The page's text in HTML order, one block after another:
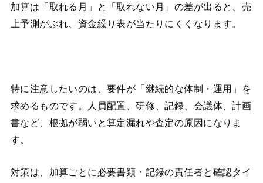
加算は「取れる月」と「取れない月」の差が出ると、売
上予測がぶれ、資金繰り表が当たりにくくなります。
特に注意したいのは、要件が「継続的な体制・運用」を
求めるものです。人員配置、研修、記録、会議体、計画
書など、根拠が弱いと算定漏れや査定の原因になりま
す。
対策は、加算ごとに必要書類・記録の責任者と確認タイ